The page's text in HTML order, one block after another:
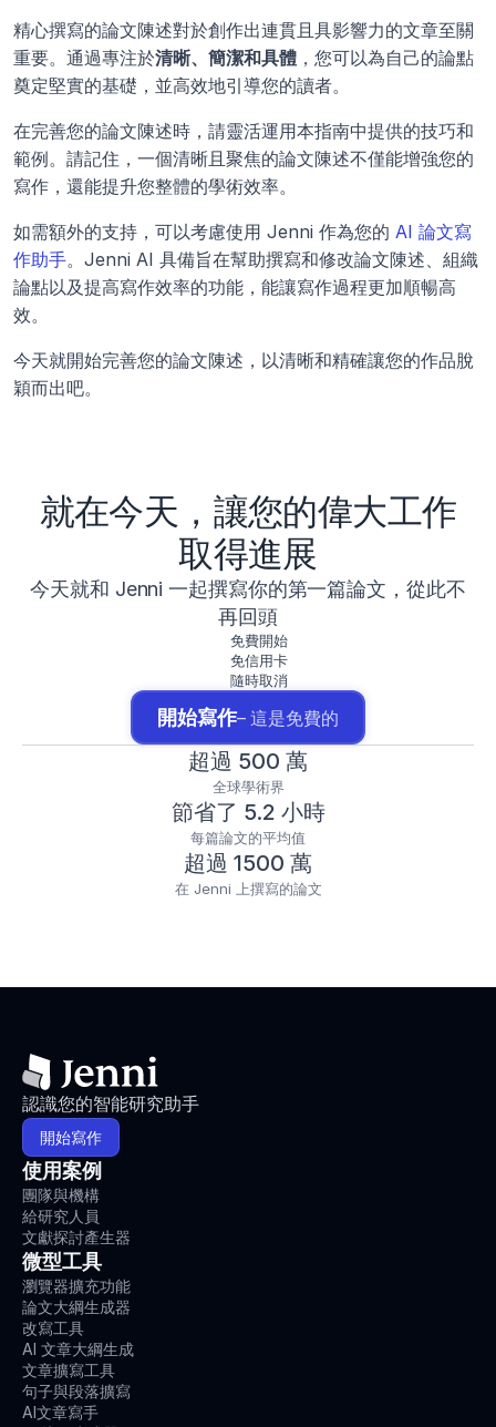
精心撰寫的論文陳述對於創作出連貫且具影響力的文章至關
重要。通過專注於清晰、簡潔和具體 ，您可以為自己的論點
奠定堅實的基礎，並高效地引導您的讀者。
在完善您的論文陳述時，請靈活運用本指南中提供的技巧和
範例。請記住，一個清晰且聚焦的論文陳述不僅能增強您的
寫作，還能提升您整體的學術效率。
如需額外的支持，可以考慮使用 Jenni 作為您的 AI 論文寫
作助手。Jenni AI 具備旨在幫助撰寫和修改論文陳述、組織
論點以及提高寫作效率的功能，能讓寫作過程更加順暢高
效。
今天就開始完善您的論文陳述，以清晰和精確讓您的作品脫
穎而出吧。
就在今天，讓您的偉大工作
取得進展
今天就和 Jenni 一起撰寫你的第一篇論文，從此不
再回頭
免費開始
免信用卡
隨時取消
開始寫作– 這是免費的
超過 500 萬
全球學術界
節省了 5.2 小時
每篇論文的平均值
超過 1500 萬
在 Jenni 上撰寫的論文
認識您的智能研究助手
開始寫作
使用案例
團隊與機構
給研究人員
文獻探討產生器
微型工具
瀏覽器擴充功能
論文大綱生成器
改寫工具
AI 文章大綱生成
文章擴寫工具
句子與段落擴寫
AI文章寫手